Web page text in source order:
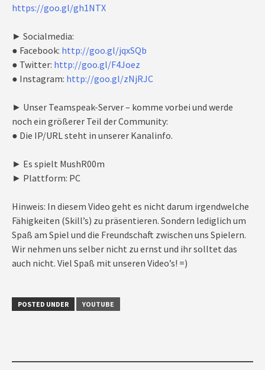
https://goo.gl/gh1NTX
► Socialmedia:
● Facebook: http://goo.gl/jqxSQb
● Twitter: http://goo.gl/F4Joez
● Instagram: http://goo.gl/zNjRJC
► Unser Teamspeak-Server – komme vorbei und werde
noch ein größerer Teil der Community:
● Die IP/URL steht in unserer Kanalinfo.
► Es spielt MushR00m
► Plattform: PC
Hinweis: In diesem Video geht es nicht darum irgendwelche
Fähigkeiten (Skill’s) zu präsentieren. Sondern lediglich um
Spaß am Spiel und die Freundschaft zwischen uns Spielern.
Wir nehmen uns selber nicht zu ernst und ihr solltet das
auch nicht. Viel Spaß mit unseren Video’s! =)
POSTED UNDER YOUTUBE